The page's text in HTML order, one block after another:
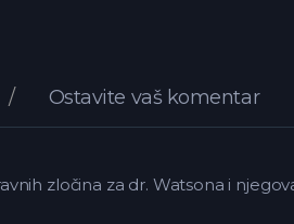
Ostavite vaš komentar
zločina za dr. Watsona i